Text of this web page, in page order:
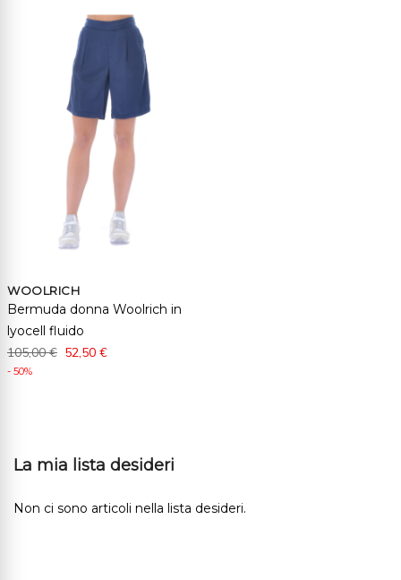
WOOLRICH
Bermuda donna Woolrich in
lyocell fluido
105,00 € 52,50 €
- 50%
La mia lista desideri
Non ci sono articoli nella lista desideri.